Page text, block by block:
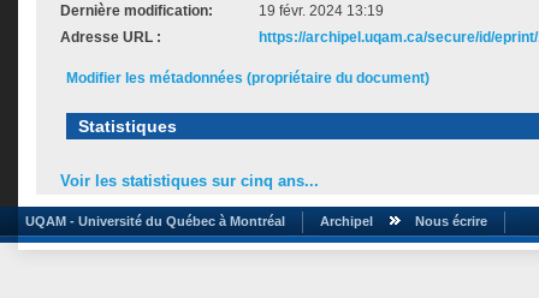
Dernière modification:
19 févr. 2024 13:19
Adresse URL :
https://archipel.uqam.ca/secure/id/
Modifier les métadonnées (propriétaire du document)
Statistiques
Voir les statistiques sur cinq ans...
UQAM - Université du Québec à Montréal Archipel Nous écrire